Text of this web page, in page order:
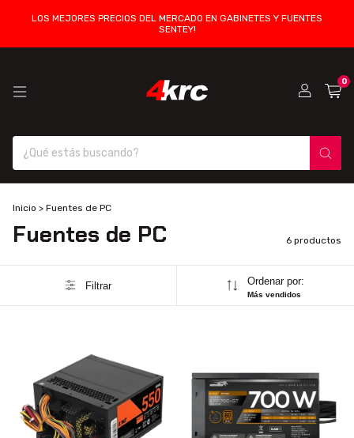
LOS MEJORES PRECIOS DEL MERCADO EN GABINETES Y FUENTES
SENTEY!
0
Inicio > Fuentes de PC
Fuentes de PC 6 productos
Filtrar Ordenar por:
Más vendidos